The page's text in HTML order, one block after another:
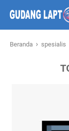
Beranda › spesialis